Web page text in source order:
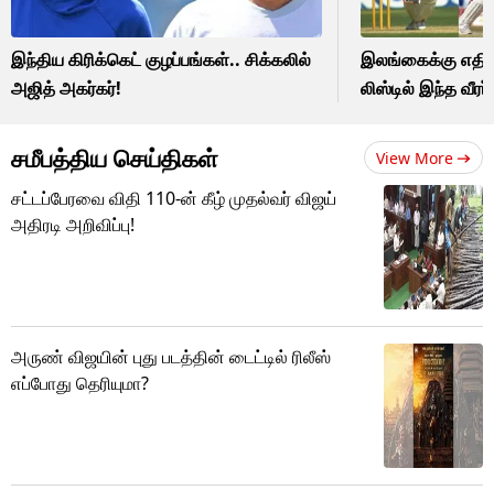
இந்திய கிரிக்கெட் குழப்பங்கள்.. சிக்கலில்
அஜித் அகர்கர்!
இலங்கைக்கு
லிஸ்டில் இந்த வீரர்
சமீபத்திய செய்திகள் View More
சட்டப்பேரவை விதி 110-ன் கீழ் முதல்வர் விஜய்
அதிரடி அறிவிப்பு!
அருண் விஜயின் புது படத்தின் டைட்டில் ரிலீஸ்
எப்போது தெரியுமா?